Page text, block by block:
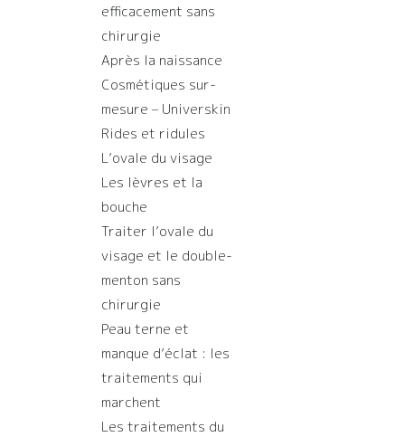
efficacement sans
chirurgie
Après la naissance
Cosmétiques sur-
mesure – Universkin
Rides et ridules
L’ovale du visage
Les lèvres et la
bouche
Traiter l’ovale du
visage et le double-
menton sans
chirurgie
Peau terne et
manque d’éclat : les
traitements qui
marchent
Les traitements du